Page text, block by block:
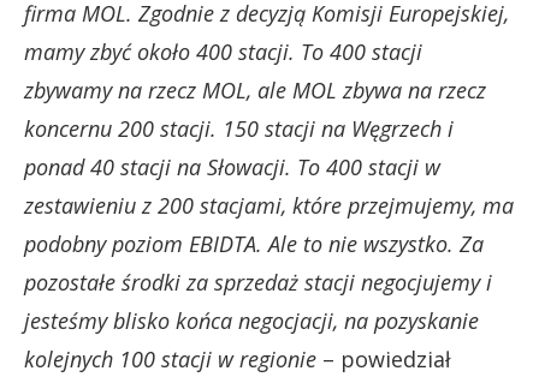
firma MOL. Zgodnie z decyzją Komisji Europejskiej,
mamy zbyć około 400 stacji. To 400 stacji
zbywamy na rzecz MOL, ale MOL zbywa na rzecz
koncernu 200 stacji. 150 stacji na Węgrzech i
ponad 40 stacji na Słowacji. To 400 stacji w
zestawieniu z 200 stacjami, które przejmujemy, ma
podobny poziom EBIDTA. Ale to nie wszystko. Za
pozostałe środki za sprzedaż stacji negocjujemy i
jesteśmy blisko końca negocjacji, na pozyskanie
kolejnych 100 stacji w regionie – powiedział